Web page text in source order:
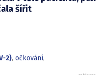
šířit
2), očkování,